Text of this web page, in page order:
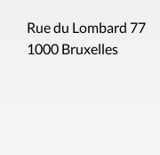
Rue du Lombard 77
1000 Bruxelles